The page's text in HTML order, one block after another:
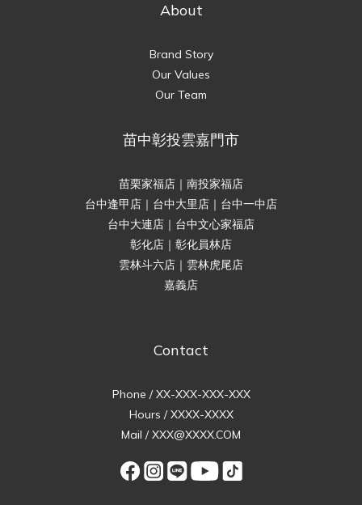
About
Brand Story
Our Values
Our Team
苗中彰投雲嘉門市
苗栗家福店｜南投家福店
台中逢甲店｜台中大里店｜台中一中店
台中大連店｜台中文心家福店
彰化店｜彰化員林店
雲林斗六店｜雲林虎尾店
嘉義店
Contact
Phone / XX-XXX-XXX-XXX
Hours / XXXX-XXXX
Mail / XXX@XXXX.COM